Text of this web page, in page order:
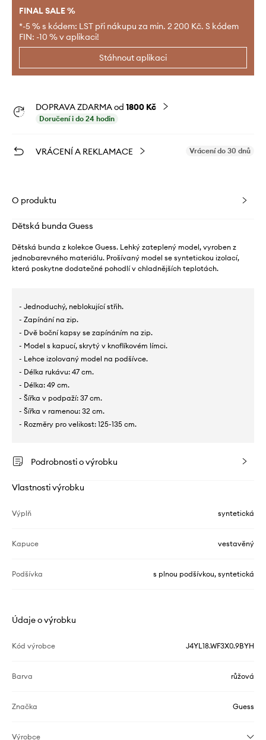
FINAL SALE %
*-5 % s kódem: LST při nákupu za min. 2 200 Kč. S kódem
FIN: -10 % v aplikaci!
Stáhnout aplikaci
DOPRAVA ZDARMA od 1800 Kč
Doručení i do 24 hodin
VRÁCENÍ A REKLAMACE Vrácení do 30 dnů
O produktu
Dětská bunda Guess
Dětská bunda z kolekce Guess. Lehký zateplený model, vyroben z
jednobarevného materiálu. Prošívaný model se syntetickou izolací,
která poskytne dodatečné pohodlí v chladnějších teplotách.
- Jednoduchý, neblokující střih.
- Zapínání na zip.
- Dvě boční kapsy se zapínáním na zip.
- Model s kapucí, skrytý v knoflíkovém límci.
- Lehce izolovaný model na podšívce.
- Délka rukávu: 47 cm.
- Délka: 49 cm.
- Šířka v podpaží: 37 cm.
- Šířka v ramenou: 32 cm.
- Rozměry pro velikost: 125-135 cm.
Podrobnosti o výrobku
Vlastnosti výrobku
Výplň syntetická
Kapuce vestavěný
Podšívka s plnou podšívkou, syntetická
Údaje o výrobku
Kód výrobce J4YL18.WF3X0.9BYH
Barva růžová
Značka Guess
Výrobce